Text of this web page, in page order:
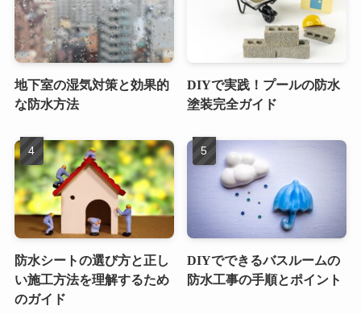
地下室の湿気対策と効果的
な防水方法
DIYで実践！プールの防水
塗装完全ガイド
防水シートの選び方と正し
い施工方法を理解するため
のガイド
DIYでできるバスルームの
防水工事の手順とポイント